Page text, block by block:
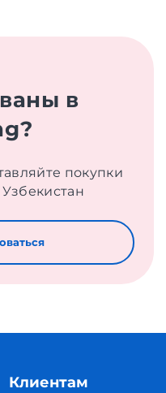
в
покупки
Клиентам